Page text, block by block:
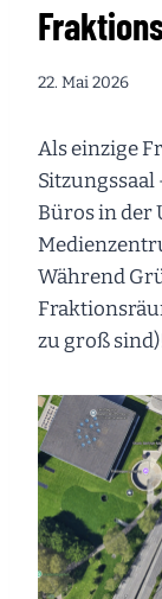
22. Mai 2026
Als einzige
Büros in der
Während
zu groß